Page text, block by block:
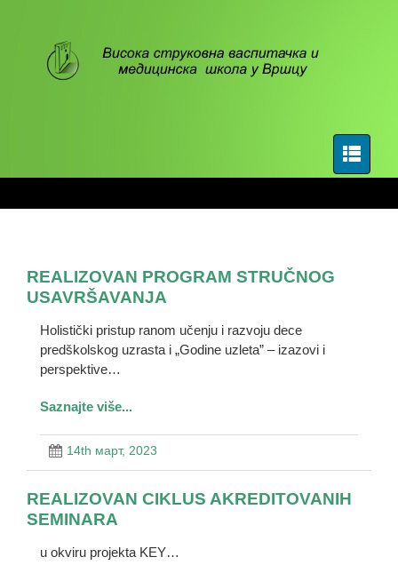
REALIZOVAN PROGRAM STRUČNOG
USAVRŠAVANJA
Holistički pristup ranom učenju i razvoju dece
predškolskog uzrasta i „Godine uzleta” – izazovi i
perspektive…
Saznajte više...
14th март, 2023
REALIZOVAN CIKLUS AKREDITOVANIH
SEMINARA
u okviru projekta KEY…